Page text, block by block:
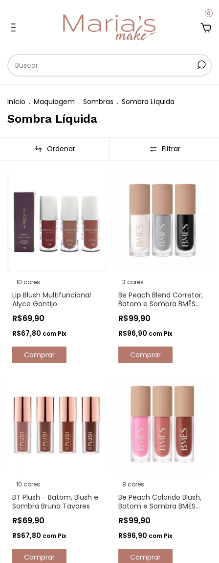
0
Início . Maquiagem . Sombras . Sombra Líquida
Sombra Líquida
Ordenar Filtrar
10 cores
Lip Blush Multifuncional
Alyce Gontijo
R$69,90
R$67,80 com Pix
Comprar
3 cores
Be Peach Blend Corretor,
Batom e Sombra BMĒS
Bruna Malheiros
R$99,90
R$96,90 com Pix
Comprar
10 cores
BT Plush - Batom, Blush e
Sombra Bruna Tavares
R$69,90
R$67,80 com Pix
Comprar
8 cores
Be Peach Colorido Blush,
Batom e Sombra BMĒS
Bruna Malheiros
R$99,90
R$96,90 com Pix
Comprar